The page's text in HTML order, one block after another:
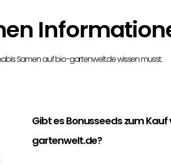
Samen auf bio-gartenwelt.de wissen musst.
Gibt es Bonusseeds zum
gartenwelt.de?